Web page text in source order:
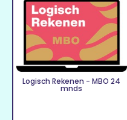
Logisch Rekenen - MBO 24
mnds